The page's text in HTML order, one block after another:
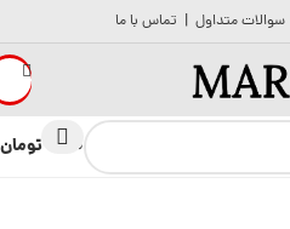
سوالات متداول | تماس با ما
0 تومان